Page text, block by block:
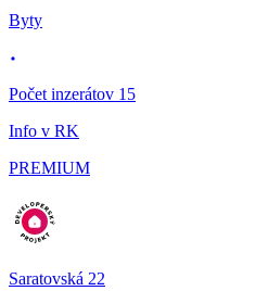
Byty
Počet inzerátov 15
Info v RK
PREMIUM
Saratovská 22